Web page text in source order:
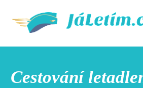
Cestování